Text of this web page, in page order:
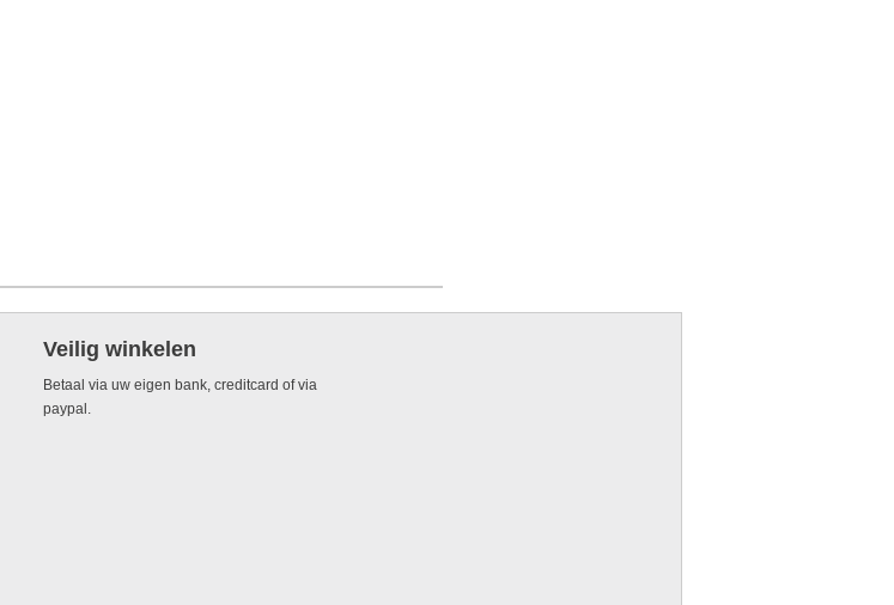
Veilig winkelen
Betaal via uw eigen bank, creditcard of via
paypal.